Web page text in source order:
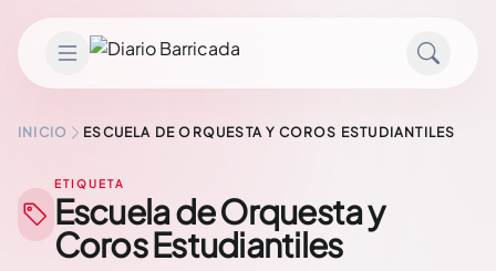
INICIO ESCUELA DE ORQUESTA Y COROS ESTUDIANTILES
ETIQUETA
Escuela de Orquesta y
Coros Estudiantiles